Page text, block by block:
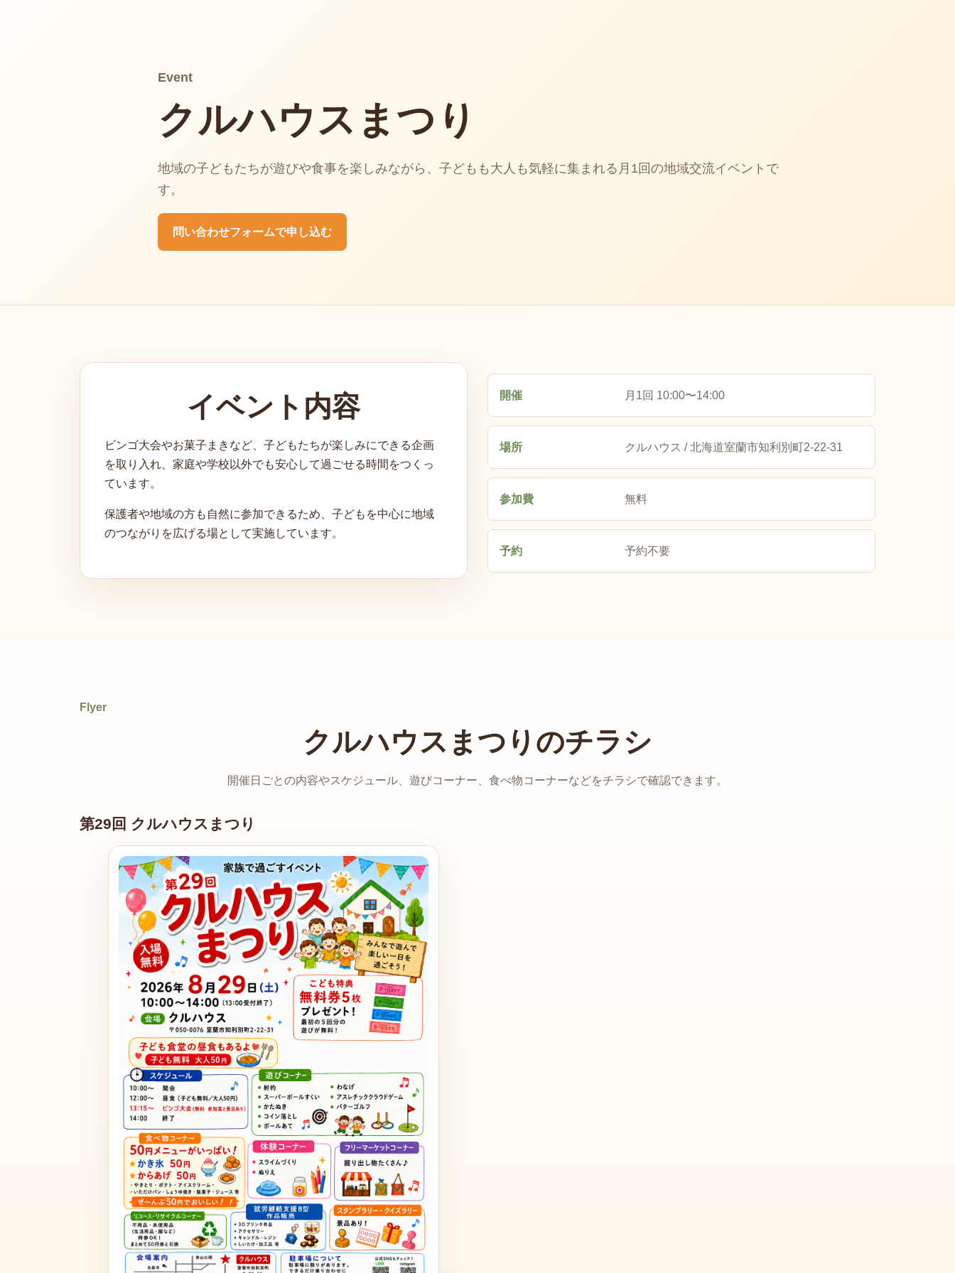
Event
クルハウスまつり
地域の子どもたちが遊びや食事を楽しみながら、子どもも大人も気軽に集まれる月1回の地域交流イベントで
す。
問い合わせフォームで申し込む
イベント内容
ビンゴ大会やお菓子まきなど、子どもたちが楽しみにできる企画
を取り入れ、家庭や学校以外でも安心して過ごせる時間をつくっ
ています。
保護者や地域の方も自然に参加できるため、子どもを中心に地域
のつながりを広げる場として実施しています。
開催 月1回 10:00〜14:00
場所 クルハウス / 北海道室蘭市知利別町2-22-31
参加費 無料
予約 予約不要
Flyer
クルハウスまつりのチラシ
開催日ごとの内容やスケジュール、遊びコーナー、食べ物コーナーなどをチラシで確認できます。
第29回 クルハウスまつり